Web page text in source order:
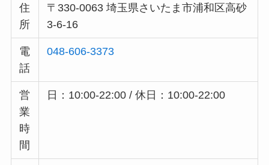
住
所
〒330-0063 埼玉県さいたま市浦和区高砂
3-6-16
電
話
048-606-3373
営
業
時
間
日：10:00-22:00 / 休日：10:00-22:00